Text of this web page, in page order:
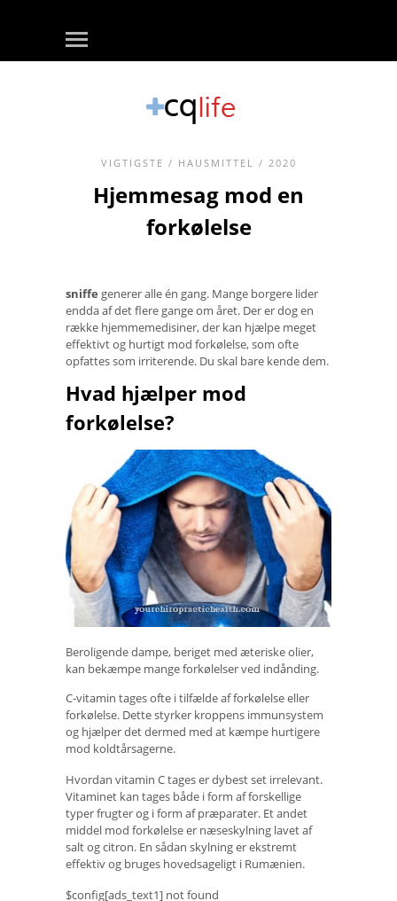
VIGTIGSTE / HAUSMITTEL / 2020
Hjemmesag mod en
forkølelse
sniffe generer alle én gang. Mange borgere lider
endda af det flere gange om året. Der er dog en
række hjemmemedisiner, der kan hjælpe meget
effektivt og hurtigt mod forkølelse, som ofte
opfattes som irriterende. Du skal bare kende dem.
Hvad hjælper mod
forkølelse?
Beroligende dampe, beriget med æteriske olier,
kan bekæmpe mange forkølelser ved indånding.
C-vitamin tages ofte i tilfælde af forkølelse eller
forkølelse. Dette styrker kroppens immunsystem
og hjælper det dermed med at kæmpe hurtigere
mod koldtårsagerne.
Hvordan vitamin C tages er dybest set irrelevant.
Vitaminet kan tages både i form af forskellige
typer frugter og i form af præparater. Et andet
middel mod forkølelse er næseskylning lavet af
salt og citron. En sådan skylning er ekstremt
effektiv og bruges hovedsageligt i Rumænien.
$config[ads_text1] not found